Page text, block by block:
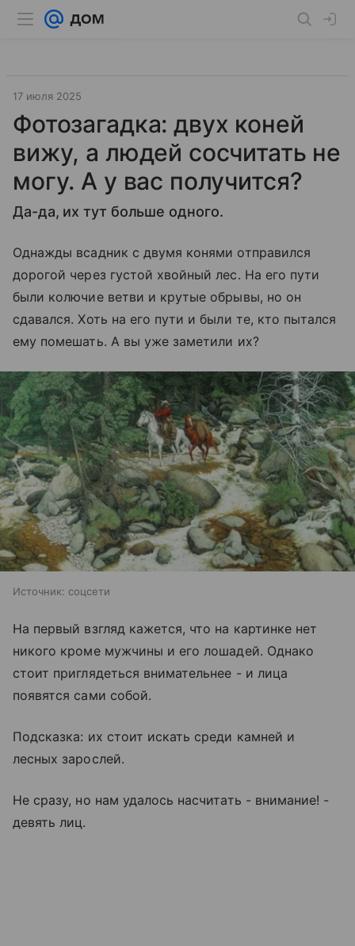
17 июля 2025
Фотозагадка: двух коней
вижу, а людей сосчитать не
могу. А у вас получится?
Да-да, их тут больше одного.
Однажды всадник с двумя конями отправился
дорогой через густой хвойный лес. На его пути
были колючие ветви и крутые обрывы, но он
сдавался. Хоть на его пути и были те, кто пытался
ему помешать. А вы уже заметили их?
Источник: соцсети
На первый взгляд кажется, что на картинке нет
никого кроме мужчины и его лошадей. Однако
стоит приглядеться внимательнее - и лица
появятся сами собой.
Подсказка: их стоит искать среди камней и
лесных зарослей.
Не сразу, но нам удалось насчитать - внимание! -
девять лиц.